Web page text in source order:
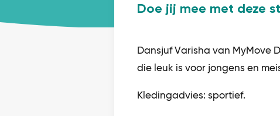
Doe jij mee met deze
Dansjuf Varisha van MyMove
die leuk is voor jongens en
Kledingadvies: sportief.